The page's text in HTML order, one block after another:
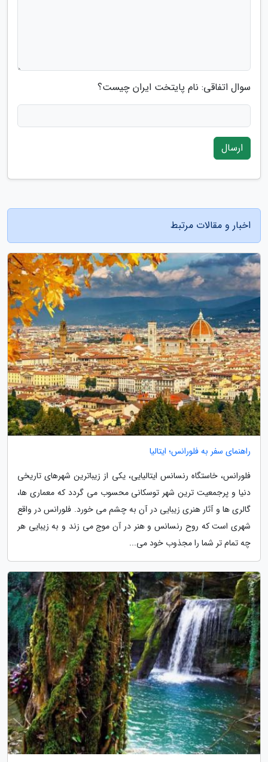
سوال اتفاقی: نام پایتخت ایران چیست؟
ارسال
اخبار و مقالات مرتبط
راهنمای سفر به فلورانس؛ ایتالیا
فلورانس، خاستگاه رنسانس ایتالیایی، یکی از زیباترین شهرهای تاریخی
دنیا و پرجمعیت ترین شهر توسکانی محسوب می گردد که معماری ها،
گالری ها و آثار هنری زیبایی در آن به چشم می خورد. فلورانس در واقع
شهری است که روح رنسانس و هنر در آن موج می زند و به زیبایی هر
چه تمام تر شما را مجذوب خود می...